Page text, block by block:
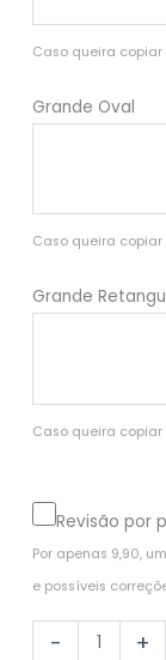
Caso queira copiar
Grande Oval
Caso queira copiar
Grande
Caso queira copiar
Revisão por
Por apenas 9,90,
e possíveis
- +